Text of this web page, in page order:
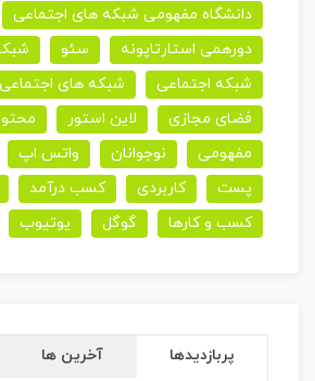
دانشگاه مفهومی شبکه های اجتماعی
دورهمی استارتاپونه
سئو
شبکه اجتماعی
شبکه های اجتماعی
فضای مجازی
لاین استور
مفهومی
نوجوانان واتس اپ
پست
کاربردی کسب درآمد
کسب و کارها
گوگل یوتیوب
پربازدیدها آخرین ها